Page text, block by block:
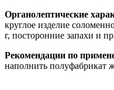
Органолептические
круглое изделие
г, посторонние запахи и
Рекомендации по
наполнить полуфабрикат